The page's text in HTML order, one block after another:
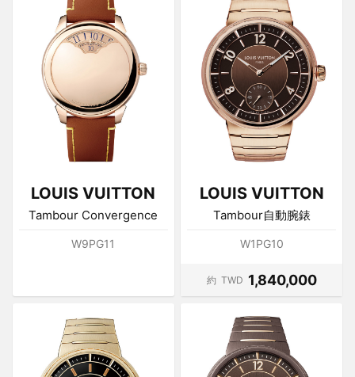
LOUIS VUITTON
Tambour Convergence
W9PG11
LOUIS VUITTON
Tambour自動腕錶
W1PG10
約 TWD 1,840,000